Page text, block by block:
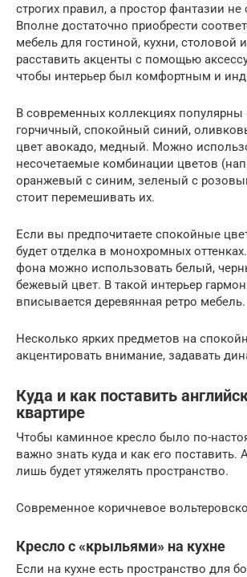
строгих правил, а простор фантазии не
Вполне достаточно приобрести
мебель для гостиной, кухни, столовой
расставить акценты с помощью
чтобы интерьер был комфортным и
В современных коллекциях
горчичный, спокойный синий,
цвет авокадо, медный. Можно
несочетаемые комбинации цветов
оранжевый с синим, зеленый с
стоит перемешивать их.
Если вы предпочитаете спокойные
будет отделка в монохромных
фона можно использовать белый,
бежевый цвет. В такой интерьер
вписывается деревянная ретро мебель.
Несколько ярких предметов на
акцентировать внимание, задавать
Куда и как поставить
квартире
Чтобы каминное кресло было по-
важно знать куда и как его поставить.
лишь будет утяжелять пространство.
Современное коричневое
Кресло с «крыльями» на кухне
Если на кухне есть пространство для